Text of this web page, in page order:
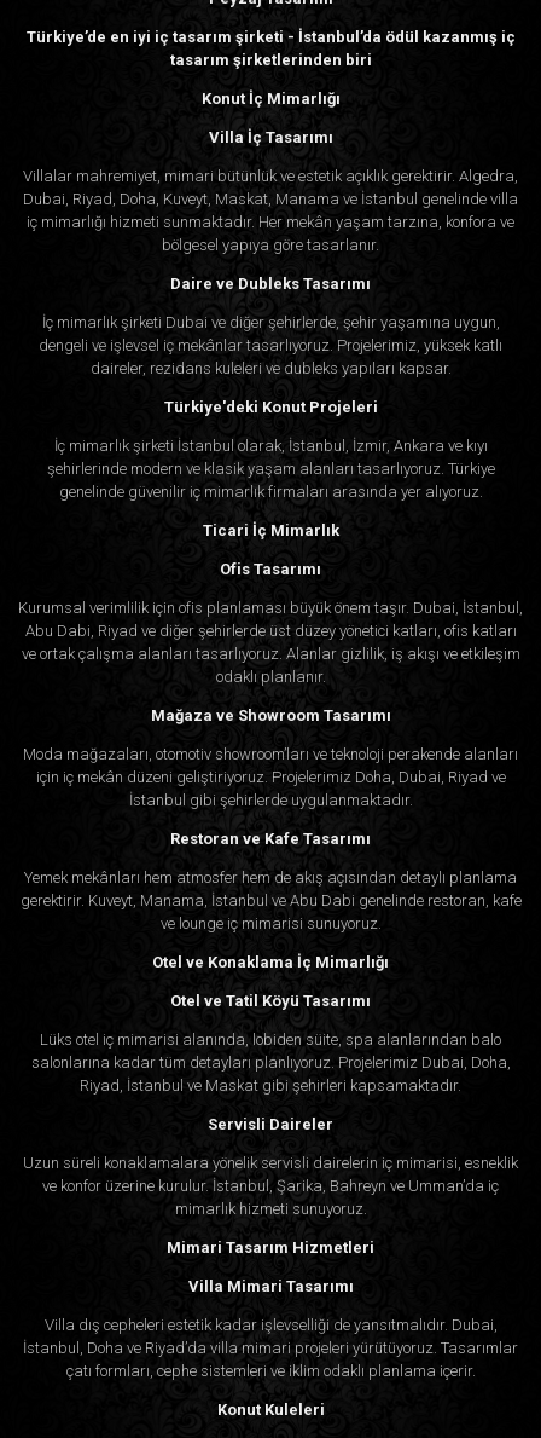
Türkiye’de en iyi iç tasarım şirketi - İstanbul’da ödül kazanmış iç
tasarım şirketlerinden biri
Konut İç Mimarlığı
Villa İç Tasarımı
Villalar mahremiyet, mimari bütünlük ve estetik açıklık gerektirir. Algedra,
Dubai, Riyad, Doha, Kuveyt, Maskat, Manama ve İstanbul genelinde villa
iç mimarlığı hizmeti sunmaktadır. Her mekân yaşam tarzına, konfora ve
bölgesel yapıya göre tasarlanır.
Daire ve Dubleks Tasarımı
İç mimarlık şirketi Dubai ve diğer şehirlerde, şehir yaşamına uygun,
dengeli ve işlevsel iç mekânlar tasarlıyoruz. Projelerimiz, yüksek katlı
daireler, rezidans kuleleri ve dubleks yapıları kapsar.
Türkiye'deki Konut Projeleri
İç mimarlık şirketi İstanbul olarak, İstanbul, İzmir, Ankara ve kıyı
şehirlerinde modern ve klasik yaşam alanları tasarlıyoruz. Türkiye
genelinde güvenilir iç mimarlık firmaları arasında yer alıyoruz.
Ticari İç Mimarlık
Ofis Tasarımı
Kurumsal verimlilik için ofis planlaması büyük önem taşır. Dubai, İstanbul,
Abu Dabi, Riyad ve diğer şehirlerde üst düzey yönetici katları, ofis katları
ve ortak çalışma alanları tasarlıyoruz. Alanlar gizlilik, iş akışı ve etkileşim
odaklı planlanır.
Mağaza ve Showroom Tasarımı
Moda mağazaları, otomotiv showroom’ları ve teknoloji perakende alanları
için iç mekân düzeni geliştiriyoruz. Projelerimiz Doha, Dubai, Riyad ve
İstanbul gibi şehirlerde uygulanmaktadır.
Restoran ve Kafe Tasarımı
Yemek mekânları hem atmosfer hem de akış açısından detaylı planlama
gerektirir. Kuveyt, Manama, İstanbul ve Abu Dabi genelinde restoran, kafe
ve lounge iç mimarisi sunuyoruz.
Otel ve Konaklama İç Mimarlığı
Otel ve Tatil Köyü Tasarımı
Lüks otel iç mimarisi alanında, lobiden süite, spa alanlarından balo
salonlarına kadar tüm detayları planlıyoruz. Projelerimiz Dubai, Doha,
Riyad, İstanbul ve Maskat gibi şehirleri kapsamaktadır.
Servisli Daireler
Uzun süreli konaklamalara yönelik servisli dairelerin iç mimarisi, esneklik
ve konfor üzerine kurulur. İstanbul, Şarika, Bahreyn ve Umman’da iç
mimarlık hizmeti sunuyoruz.
Mimari Tasarım Hizmetleri
Villa Mimari Tasarımı
Villa dış cepheleri estetik kadar işlevselliği de yansıtmalıdır. Dubai,
İstanbul, Doha ve Riyad’da villa mimari projeleri yürütüyoruz. Tasarımlar
çatı formları, cephe sistemleri ve iklim odaklı planlama içerir.
Konut Kuleleri